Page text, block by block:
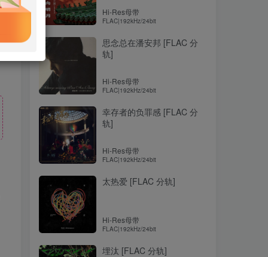
Hi-Res母带
FLAC|192kHz/24bit
思念总在潘安邦 [FLAC 分
轨]
Hi-Res母带
FLAC|192kHz/24bit
幸存者的负罪感 [FLAC 分
轨]
Hi-Res母带
FLAC|192kHz/24bit
太热爱 [FLAC 分轨]
Hi-Res母带
FLAC|192kHz/24bit
埋汰 [FLAC 分轨]